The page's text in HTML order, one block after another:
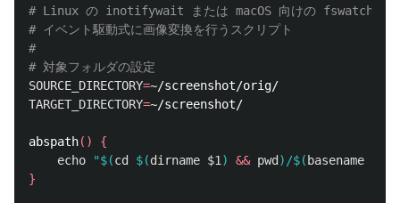
# Linux の inotifywait または macOS 向けの fswatch を
# イベント駆動式に画像変換を行うスクリプト
#
# 対象フォルダの設定
SOURCE_DIRECTORY=
TARGET_DIRECTORY=~/screenshot/
abspath()
{
echo
"$(cd $(dirname $1 ) && pwd ) /$( basename
}